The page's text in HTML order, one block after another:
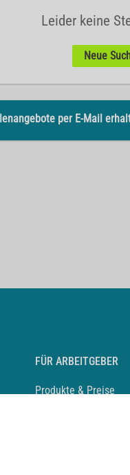
Leider keine
Neue
per E-Mail
FÜR ARBEITGEBER
Produkte & Preise